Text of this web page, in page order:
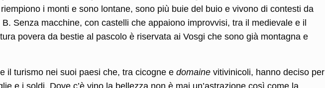
i monti e sono lontane, sono più buie del buio e vivono di contesti da
Senza macchine, con castelli che appaiono improvvisi, tra il medievale e il
povera da bestie al pascolo è riservata ai Vosgi che sono già montagna e
il turismo nei suoi paesi che, tra cicogne e domaine vitivinicoli, hanno deciso per